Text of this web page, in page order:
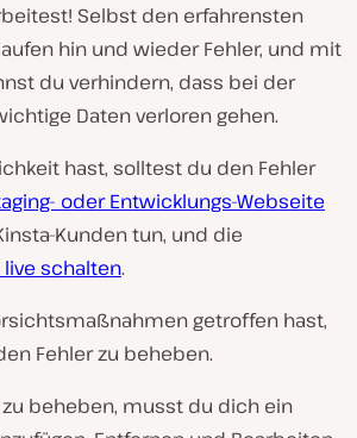
Selbst den erfahrensten
hin und wieder Fehler, und mit
du verhindern, dass bei der
Daten verloren gehen.
hast, solltest du den Fehler
oder Entwicklungs-Webseite
Kunden tun, und die
schalten.
getroffen hast,
Fehler zu beheben.
beheben, musst du dich ein